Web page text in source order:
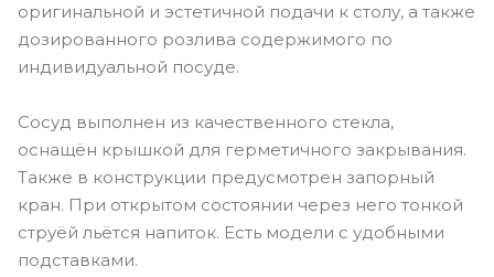
оригинальной и эстетичной подачи к столу, а также
дозированного розлива содержимого по
индивидуальной посуде.
Сосуд выполнен из качественного стекла,
оснащён крышкой для герметичного закрывания.
Также в конструкции предусмотрен запорный
кран. При открытом состоянии через него тонкой
струёй льётся напиток. Есть модели с удобными
подставками.